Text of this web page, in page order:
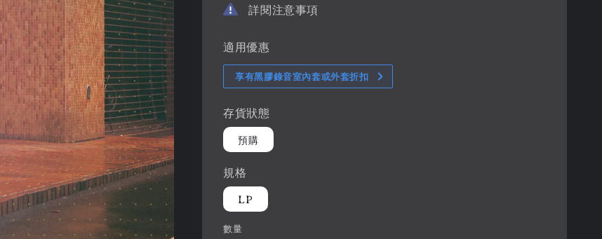
詳閱注意事項
適用優惠
享有黑膠錄音室內套或外套折扣
存貨狀態
預購
規格
LP
數量